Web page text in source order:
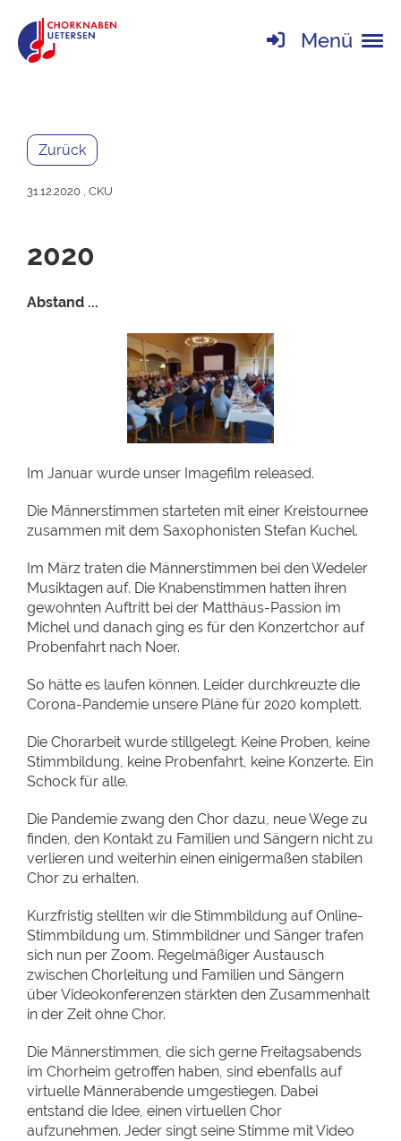
Menü
Zurück
31.12.2020 , CKU
2020
Abstand ...
Im Januar wurde unser Imagefilm released.
Die Männerstimmen starteten mit einer Kreistournee
zusammen mit dem Saxophonisten Stefan Kuchel.
Im März traten die Männerstimmen bei den Wedeler
Musiktagen auf. Die Knabenstimmen hatten ihren
gewohnten Auftritt bei der Matthäus-Passion im
Michel und danach ging es für den Konzertchor auf
Probenfahrt nach Noer.
So hätte es laufen können. Leider durchkreuzte die
Corona-Pandemie unsere Pläne für 2020 komplett.
Die Chorarbeit wurde stillgelegt. Keine Proben, keine
Stimmbildung, keine Probenfahrt, keine Konzerte. Ein
Schock für alle.
Die Pandemie zwang den Chor dazu, neue Wege zu
finden, den Kontakt zu Familien und Sängern nicht zu
verlieren und weiterhin einen einigermaßen stabilen
Chor zu erhalten.
Kurzfristig stellten wir die Stimmbildung auf Online-
Stimmbildung um. Stimmbildner und Sänger trafen
sich nun per Zoom. Regelmäßiger Austausch
zwischen Chorleitung und Familien und Sängern
über Videokonferenzen stärkten den Zusammenhalt
in der Zeit ohne Chor.
Die Männerstimmen, die sich gerne Freitagsabends
im Chorheim getroffen haben, sind ebenfalls auf
virtuelle Männerabende umgestiegen. Dabei
entstand die Idee, einen virtuellen Chor
aufzunehmen. Jeder singt seine Stimme mit Video